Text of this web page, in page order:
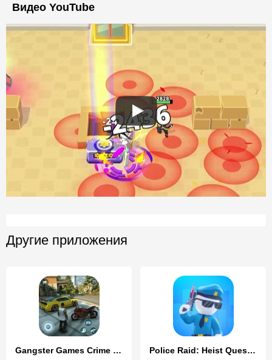
Видео YouTube
Другие приложения
Gangster Games Crime Simulator Police Raid: Heist Quest 3D